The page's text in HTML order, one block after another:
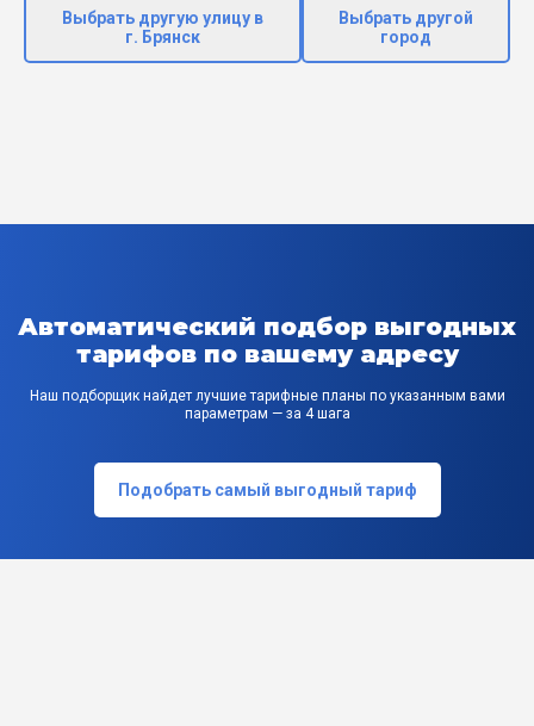
Выбрать другую улицу в
г. Брянск
Выбрать другой
город
Автоматический подбор выгодных
тарифов по вашему адресу
Наш подборщик найдет лучшие тарифные планы по указанным вами
параметрам — за 4 шага
Подобрать самый выгодный тариф